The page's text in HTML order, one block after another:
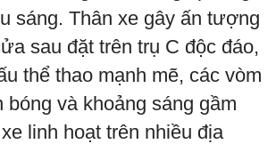
sáng. Thân xe gây ấn tượng
sau đặt trên trụ C độc đáo,
thể thao mạnh mẽ, các vòm
bóng và khoảng sáng gầm
linh hoạt trên nhiều địa